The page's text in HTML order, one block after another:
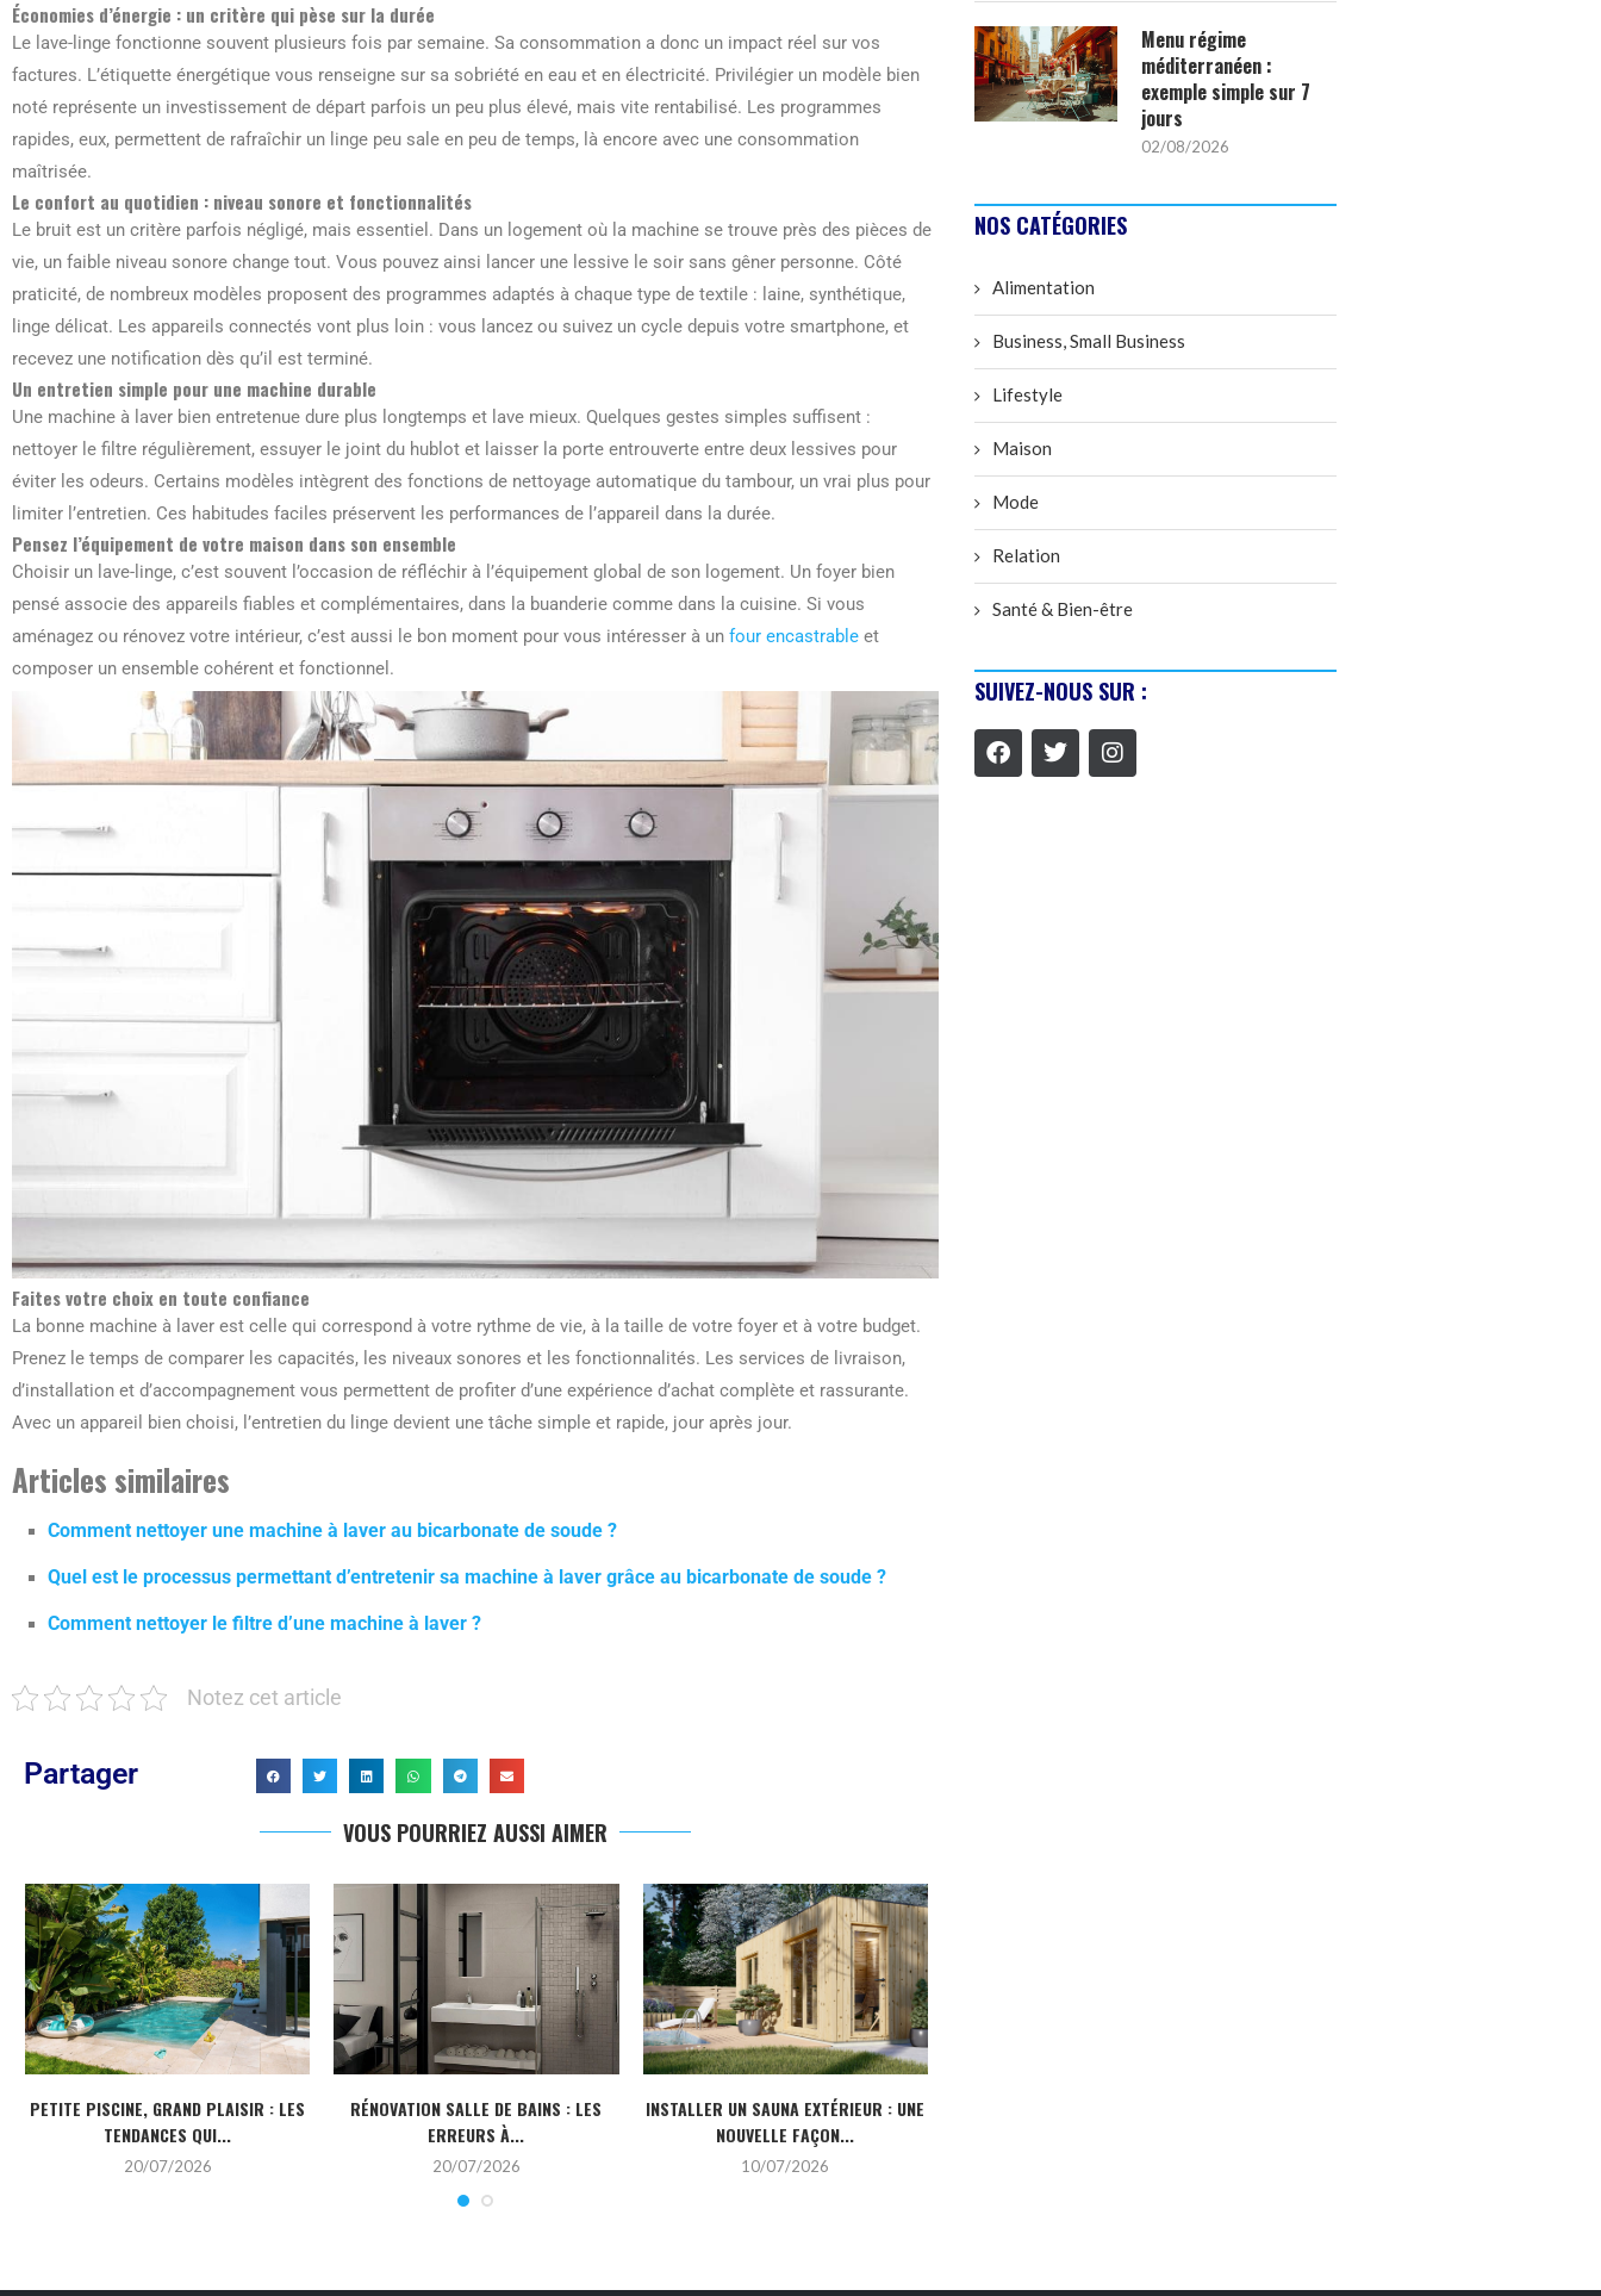
Économies d’énergie : un critère qui pèse sur la durée
Le lave-linge fonctionne souvent plusieurs fois par semaine. Sa consommation a donc un impact réel sur vos
factures. L’étiquette énergétique vous renseigne sur sa sobriété en eau et en électricité. Privilégier un modèle bien
noté représente un investissement de départ parfois un peu plus élevé, mais vite rentabilisé. Les programmes
rapides, eux, permettent de rafraîchir un linge peu sale en peu de temps, là encore avec une consommation
maîtrisée.
Le confort au quotidien : niveau sonore et fonctionnalités
Le bruit est un critère parfois négligé, mais essentiel. Dans un logement où la machine se trouve près des pièces de
vie, un faible niveau sonore change tout. Vous pouvez ainsi lancer une lessive le soir sans gêner personne. Côté
praticité, de nombreux modèles proposent des programmes adaptés à chaque type de textile : laine, synthétique,
linge délicat. Les appareils connectés vont plus loin : vous lancez ou suivez un cycle depuis votre smartphone, et
recevez une notification dès qu’il est terminé.
Un entretien simple pour une machine durable
Une machine à laver bien entretenue dure plus longtemps et lave mieux. Quelques gestes simples suffisent :
nettoyer le filtre régulièrement, essuyer le joint du hublot et laisser la porte entrouverte entre deux lessives pour
éviter les odeurs. Certains modèles intègrent des fonctions de nettoyage automatique du tambour, un vrai plus pour
limiter l’entretien. Ces habitudes faciles préservent les performances de l’appareil dans la durée.
Pensez l’équipement de votre maison dans son ensemble
Choisir un lave-linge, c’est souvent l’occasion de réfléchir à l’équipement global de son logement. Un foyer bien
pensé associe des appareils fiables et complémentaires, dans la buanderie comme dans la cuisine. Si vous
aménagez ou rénovez votre intérieur, c’est aussi le bon moment pour vous intéresser à un four encastrable et
composer un ensemble cohérent et fonctionnel.
Faites votre choix en toute confiance
La bonne machine à laver est celle qui correspond à votre rythme de vie, à la taille de votre foyer et à votre budget.
Prenez le temps de comparer les capacités, les niveaux sonores et les fonctionnalités. Les services de livraison,
d’installation et d’accompagnement vous permettent de profiter d’une expérience d’achat complète et rassurante.
Avec un appareil bien choisi, l’entretien du linge devient une tâche simple et rapide, jour après jour.
Articles similaires
Comment nettoyer une machine à laver au bicarbonate de soude ?
Quel est le processus permettant d’entretenir sa machine à laver grâce au bicarbonate de soude ?
Comment nettoyer le filtre d’une machine à laver ?
Notez cet article
Partager
VOUS POURRIEZ AUSSI AIMER
PETITE PISCINE, GRAND PLAISIR : LES
TENDANCES QUI...
20/07/2026
RÉNOVATION SALLE DE BAINS : LES
ERREURS À...
20/07/2026
INSTALLER UN SAUNA EXTÉRIEUR : UNE
NOUVELLE FAÇON...
10/07/2026
Menu régime
méditerranéen :
exemple simple sur 7
jours
02/08/2026
NOS CATÉGORIES
Alimentation
Business, Small Business
Lifestyle
Maison
Mode
Relation
Santé & Bien-être
SUIVEZ-NOUS SUR :